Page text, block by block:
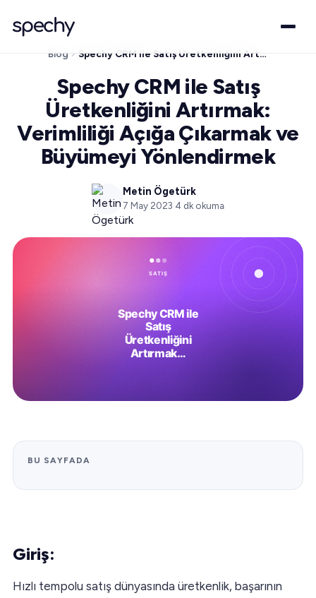
Blog Spechy CRM ile Satış Üretkenliğini Artırmak: Verimliliği Açığa Çıkarmak ve Büyümeyi Yönlendirmek
Spechy CRM ile Satış
Üretkenliğini Artırmak:
Verimliliği Açığa Çıkarmak ve
Büyümeyi Yönlendirmek
Metin Ögetürk
7 May 2023·4 dk okuma
BU SAYFADA
Giriş:
Hızlı tempolu satış dünyasında üretkenlik, başarının